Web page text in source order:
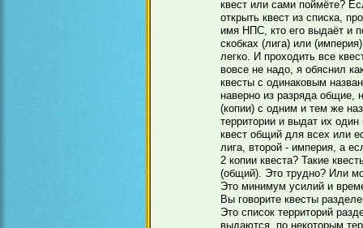
квест или сами поймёте?
открыть квест из списка,
имя НПС, кто его выдаёт и
скобках (лига) или
легко. И проходить все
вовсе не надо, я обяснил
квесты с одинаковым
наверно из разряда общие,
(копии) с одним и тем же
территории и выдат их
квест общий для всех или
лига, второй - империя, а
2 копии квеста? Такие
(общий). Это трудно? Или
Это минимум усилий и
Вы говорите квесты
Это список территорий
выдаются, по некоторым